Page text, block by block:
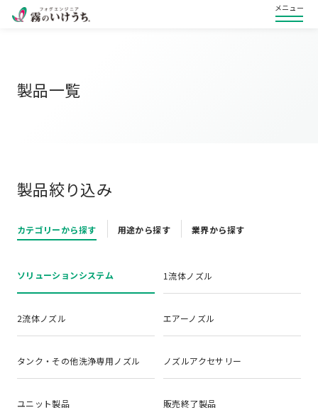
メニュー
製品一覧
製品絞り込み
カテゴリーから探す 用途から探す 業界から探す
ソリューションシステム 1流体ノズル
2流体ノズル エアーノズル
タンク・その他洗浄専用ノズル ノズルアクセサリー
ユニット製品 販売終了製品